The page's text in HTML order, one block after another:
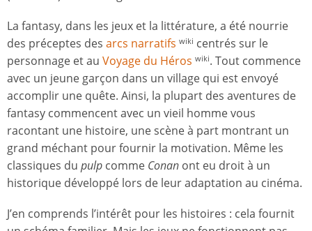
La fantasy, dans les jeux et la littérature, a été nourrie
des préceptes des arcs narratifs wiki centrés sur le
personnage et au Voyage du Héros wiki. Tout commence
avec un jeune garçon dans un village qui est envoyé
accomplir une quête. Ainsi, la plupart des aventures de
fantasy commencent avec un vieil homme vous
racontant une histoire, une scène à part montrant un
grand méchant pour fournir la motivation. Même les
classiques du pulp comme Conan ont eu droit à un
historique développé lors de leur adaptation au cinéma.
J’en comprends l’intérêt pour les histoires : cela fournit